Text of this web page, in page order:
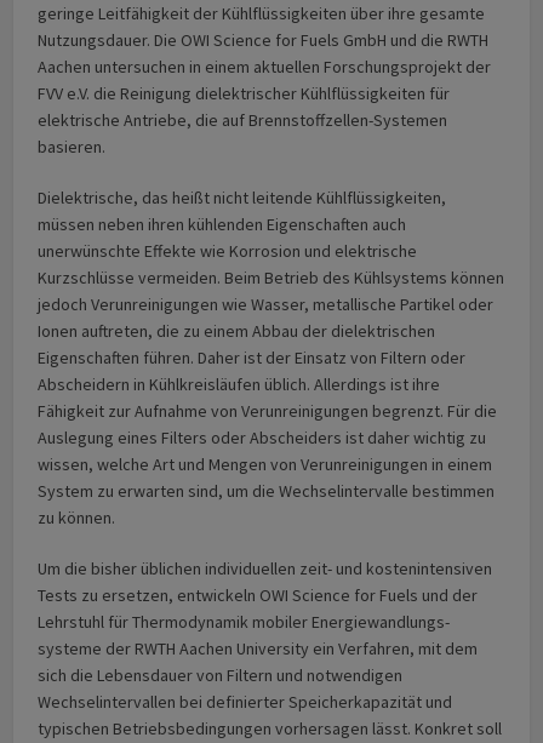
geringe Leitfähigkeit der Kühlflüssigkeiten über ihre gesamte
Nutzungsdauer. Die OWI Science for Fuels GmbH und die RWTH
Aachen untersuchen in einem aktuellen Forschungsprojekt der
FVV e.V. die Reinigung dielektrischer Kühlflüssigkeiten für
elektrische Antriebe, die auf Brennstoff­zellen-Systemen
basieren.
Dielektrische, das heißt nicht leitende Kühlflüssigkeiten,
müssen neben ihren kühlenden Eigenschaften auch
unerwünschte Effekte wie Korrosion und elektrische
Kurzschlüsse vermeiden. Beim Betrieb des Kühlsystems können
jedoch Verunreinigungen wie Wasser, metallische Partikel oder
Ionen auftreten, die zu einem Abbau der dielektrischen
Eigenschaften führen. Daher ist der Einsatz von Filtern oder
Abscheidern in Kühlkreisläufen üblich. Allerdings ist ihre
Fähigkeit zur Aufnahme von Verunreinigungen begrenzt. Für die
Auslegung eines Filters oder Abscheiders ist daher wichtig zu
wissen, welche Art und Mengen von Verunreinigungen in einem
System zu erwarten sind, um die Wechselintervalle bestimmen
zu können.
Um die bisher üblichen individuellen zeit- und kostenintensiven
Tests zu ersetzen, entwickeln OWI Science for Fuels und der
Lehrstuhl für Thermodynamik mobiler Energie­wandlungs­
systeme der RWTH Aachen University ein Verfahren, mit dem
sich die Lebensdauer von Filtern und notwendigen
Wechselintervallen bei definierter Speicherkapazität und
typischen Betriebsbedingungen vorhersagen lässt. Konkret soll